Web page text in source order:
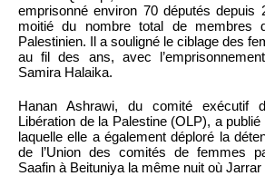
emprisonné environ 70 députés depuis
moitié du nombre total de membres
Palestinien. Il a souligné le ciblage des
au fil des ans, avec
Samira Halaika.
Hanan Ashrawi, du comité exécutif
Libération de la Palestine (OLP), a
laquelle elle a également déploré la
de l’Union des comités de femmes
Saafin à Beituniya la même nuit où Jarrar